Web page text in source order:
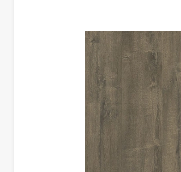
Nước sản
ĐẶC ĐIỂM VÀ TÍNH